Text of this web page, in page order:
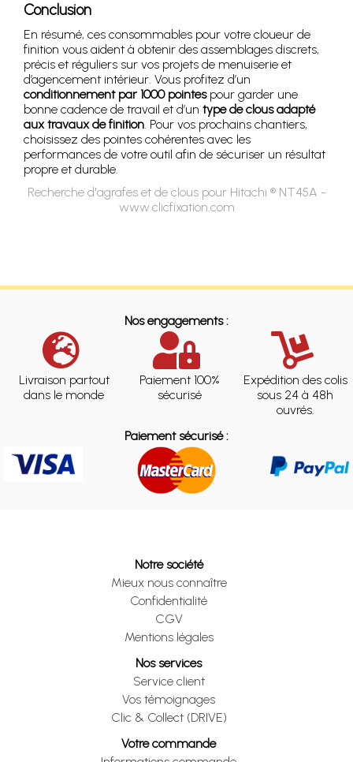
Conclusion
En résumé, ces consommables pour votre cloueur de
finition vous aident à obtenir des assemblages discrets,
précis et réguliers sur vos projets de menuiserie et
d’agencement intérieur. Vous profitez d’un
conditionnement par 1000 pointespour garder une
bonne cadence de travail et d’un type de clous adapté
aux travaux de finition. Pour vos prochains chantiers,
choisissez des pointes cohérentes avec les
performances de votre outil afin de sécuriser un résultat
propre et durable.
Recherche d'agrafes et de clous pour Hitachi ® NT45A -
www.clicfixation.com
Nos engagements :
Livraison partout
dans le monde
Paiement 100%
sécurisé
Expédition des colis
sous 24 à 48h
ouvrés.
Paiement sécurisé :
Notre société
Mieux nous connaître
Confidentialité
CGV
Mentions légales
Nos services
Service client
Vos témoignages
Clic & Collect (DRIVE)
Votre commande